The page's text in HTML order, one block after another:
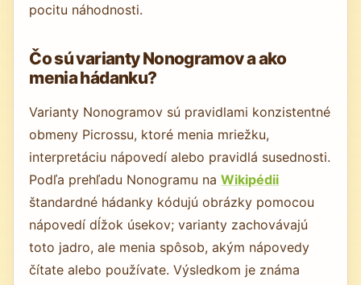
pocitu náhodnosti.
Čo sú varianty Nonogramov a ako
menia hádanku?
Varianty Nonogramov sú pravidlami konzistentné
obmeny Picrossu, ktoré menia mriežku,
interpretáciu nápovedí alebo pravidlá susednosti.
Podľa prehľadu Nonogramu naWikipédii
štandardné hádanky kódujú obrázky pomocou
nápovedí dĺžok úsekov; varianty zachovávajú
toto jadro, ale menia spôsob, akým nápovedy
čítate alebo používate. Výsledkom je známa